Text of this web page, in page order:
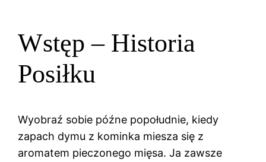
Wstęp – Historia
Posiłku
Wyobraź sobie późne popołudnie, kiedy
zapach dymu z kominka miesza się z
aromatem pieczonego mięsa. Ja zawsze